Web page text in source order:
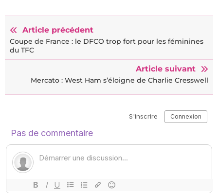
Article précédent
Coupe de France : le DFCO trop fort pour les féminines
du TFC
Article suivant
Mercato : West Ham s’éloigne de Charlie Cresswell